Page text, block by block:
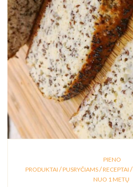
PIENO
PRODUKTAI /PUSRYČIAMS/RECEPTAI /
NUO 1 METŲ